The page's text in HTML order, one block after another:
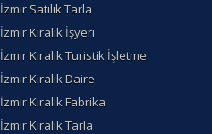
İzmir Satılık Tarla
İzmir Kiralik İşyeri
İzmir Kiralık Turistik İşletme
İzmir Kiralık Daire
İzmir Kiralık Fabrika
İzmir Kiralık Tarla